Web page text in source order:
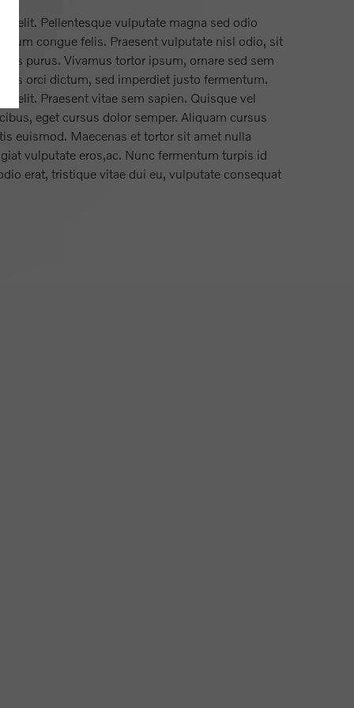
elit. Pellentesque vulputate magna sed odio
congue felis. Praesent vulputate nisl odio, sit
purus. Vivamus tortor ipsum, ornare sed sem
orci dictum, sed imperdiet justo fermentum.
elit. Praesent vitae sem sapien. Quisque vel
eget cursus dolor semper. Aliquam cursus
euismod. Maecenas et tortor sit amet nulla
vulputate eros,ac. Nunc fermentum turpis id
erat, tristique vitae dui eu, vulputate consequat